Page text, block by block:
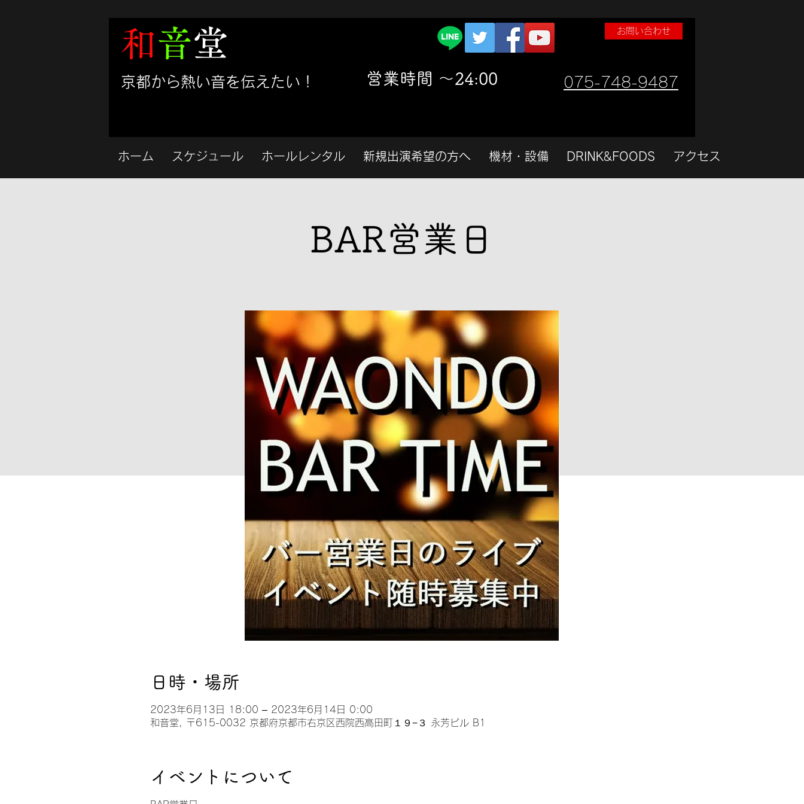
和音堂
​京都から熱い音を伝えたい！
お問い合わせ
​営業時間 〜24:00 075-748-9487
ホーム スケジュール ホールレンタル 新規出演希望の方へ 機材・設備 DRINK&FOODS アクセス
BAR営業日
日時・場所
2023年6月13日 18:00 – 2023年6月14日 0:00
和音堂, 〒615-0032 京都府京都市右京区西院西高田町１９−３ 永芳ビル B1
イベントについて